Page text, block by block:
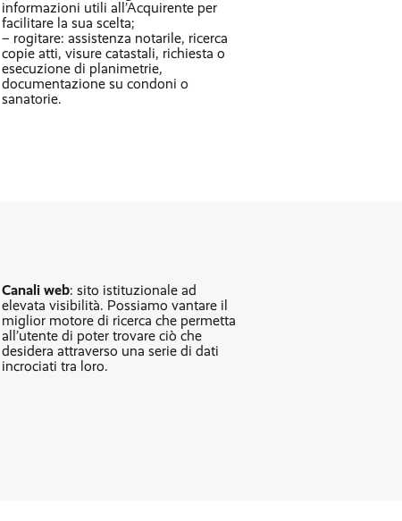
informazioni utili all’Acquirente per
facilitare la sua scelta;
– rogitare: assistenza notarile, ricerca
copie atti, visure catastali, richiesta o
esecuzione di planimetrie,
documentazione su condoni o
sanatorie.
Canali web: sito istituzionale ad
elevata visibilità. Possiamo vantare il
miglior motore di ricerca che permetta
all’utente di poter trovare ciò che
desidera attraverso una serie di dati
incrociati tra loro.